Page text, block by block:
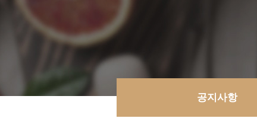
공지사항